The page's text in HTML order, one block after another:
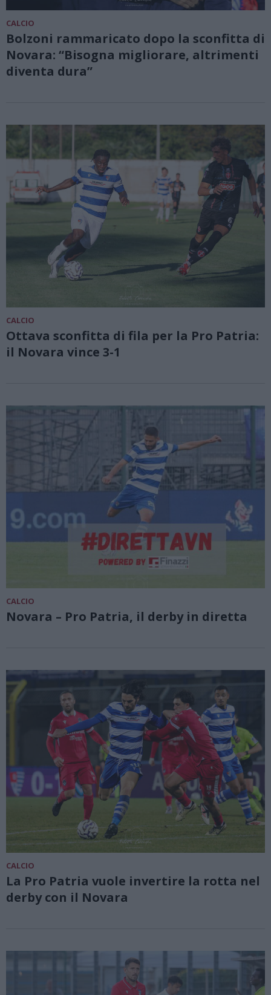
CALCIO
Bolzoni rammaricato dopo la sconfitta di
Novara: “Bisogna migliorare, altrimenti
diventa dura”
CALCIO
Ottava sconfitta di fila per la Pro Patria:
il Novara vince 3-1
CALCIO
Novara – Pro Patria, il derby in diretta
CALCIO
La Pro Patria vuole invertire la rotta nel
derby con il Novara